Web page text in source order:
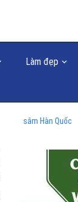
Làm đẹp
sâm Hàn Quốc